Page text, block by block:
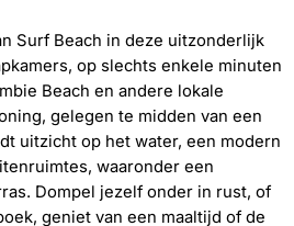
Surf Beach in deze uitzonderlijk
op slechts enkele minuten
Beach en andere lokale
gelegen te midden van een
uitzicht op het water, een modern
waaronder een
Dompel jezelf onder in rust, of
geniet van een maaltijd of de